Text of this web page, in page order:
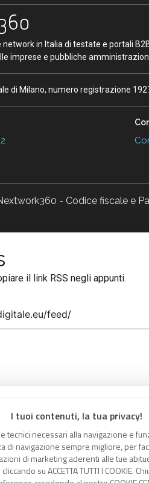
I tuoi contenuti, la tua privacy!
tecnici necessari alla navigazione e
di navigazione sempre migliore, per
di marketing aderenti alle tue
su ACCETTA TUTTI I COOKIE.
network in Italia di testate e portali
imprese e pubbliche
di Milano, numero registrazione
- Codice fiscale e
il link RSS negli appunti.
il link RSS negli appunti.